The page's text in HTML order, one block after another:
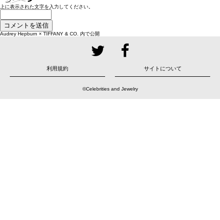
上に表示された文字を入力してください。
投
Audrey Hepburn × TIFFANY & CO. 内で公開
利用規約 サイトについて
©Celebrities and Jewelry